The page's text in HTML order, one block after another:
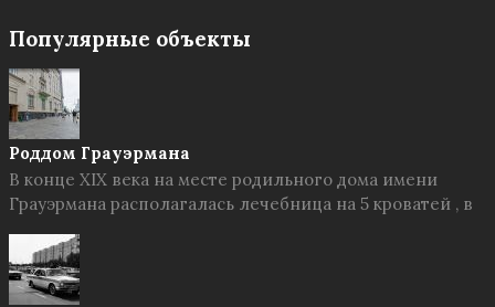
Популярные объекты
Роддом Грауэрмана
В конце XIX века на месте родильного дома имени
Грауэрмана располагалась лечебница на 5 кроватей , в